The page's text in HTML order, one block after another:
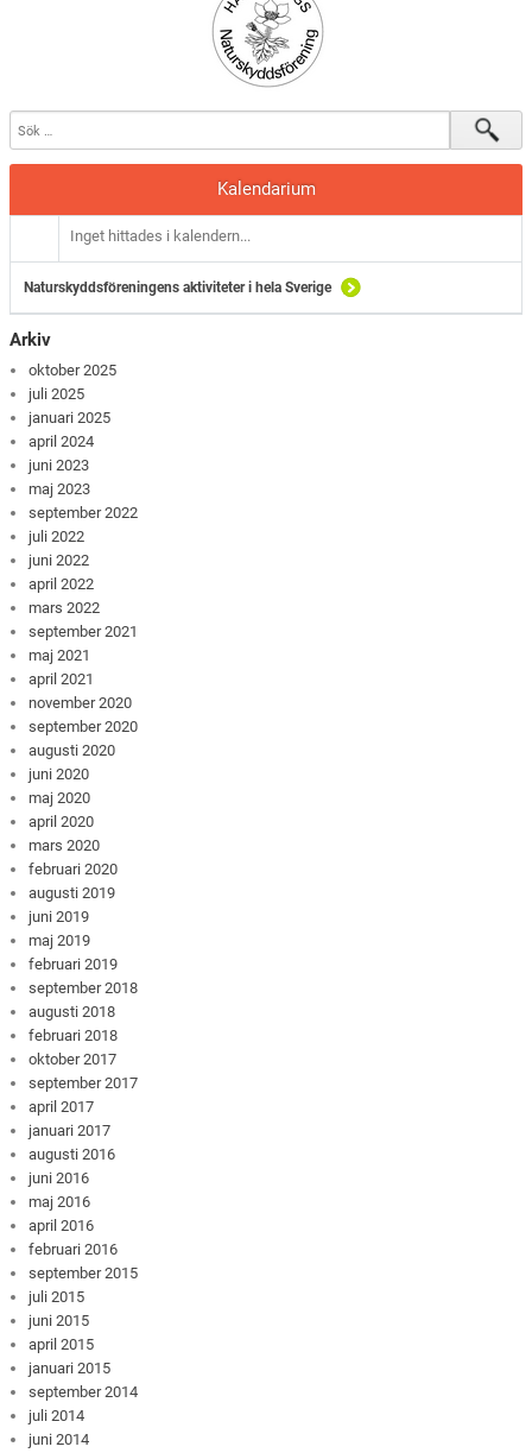
Kalendarium
Inget hittades i kalendern...
Naturskyddsföreningens aktiviteter i hela Sverige
Arkiv
oktober 2025
juli 2025
januari 2025
april 2024
juni 2023
maj 2023
september 2022
juli 2022
juni 2022
april 2022
mars 2022
september 2021
maj 2021
april 2021
november 2020
september 2020
augusti 2020
juni 2020
maj 2020
april 2020
mars 2020
februari 2020
augusti 2019
juni 2019
maj 2019
februari 2019
september 2018
augusti 2018
februari 2018
oktober 2017
september 2017
april 2017
januari 2017
augusti 2016
juni 2016
maj 2016
april 2016
februari 2016
september 2015
juli 2015
juni 2015
april 2015
januari 2015
september 2014
juli 2014
juni 2014